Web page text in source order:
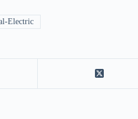
Electric